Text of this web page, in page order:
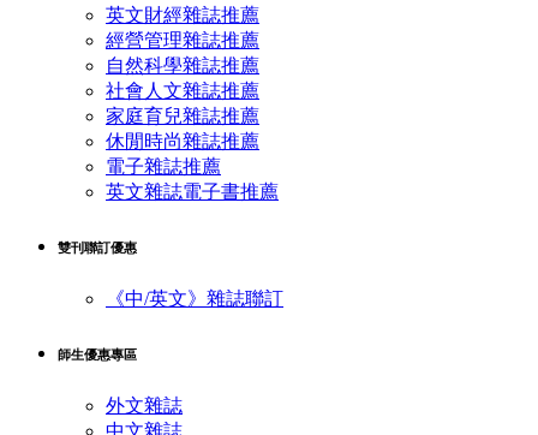
英文財經雜誌推薦
經營管理雜誌推薦
自然科學雜誌推薦
社會人文雜誌推薦
家庭育兒雜誌推薦
休閒時尚雜誌推薦
電子雜誌推薦
英文雜誌電子書推薦
雙刊聯訂優惠
《中/英文》雜誌聯訂
師生優惠專區
外文雜誌